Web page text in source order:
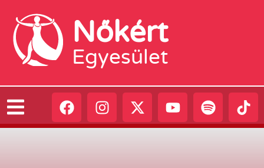
Nőkért
Egyesület